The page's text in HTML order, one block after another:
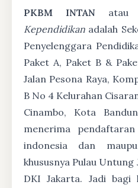
PKBM INTAN atau
Kependidikan adalah
Penyelenggara
Paket A, Paket B &
Jalan Pesona Raya,
B No 4 Kelurahan
Cinambo, Kota
menerima
indonesia dan
khususnya Pulau Untung
DKI Jakarta. Jadi